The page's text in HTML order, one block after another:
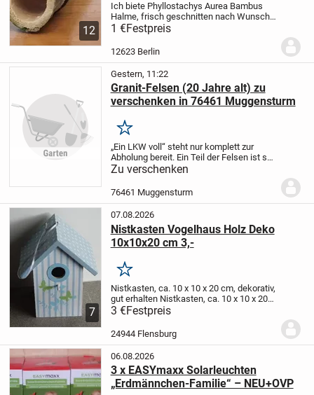
12
Ich biete Phyllostachys Aurea Bambus
Halme, frisch geschnitten nach Wunsch
und Maß.Preis 1,00 € pro laufenden
Zum Beispiel siehe Foto: 1,5 Meter
Länge 8 cm Umfang, 2,5 cm
1 €Festpreis
12623 Berlin
Gestern, 11:22
Granit-Felsen (20 Jahre alt) zu
verschenken in 76461 Muggensturm
Merken
„Ein LKW voll“ steht nur komplett zur
Abholung bereit.Ein Teil der Felsen ist so
schwer, daß wohl ein kleiner Ladekran an
circa Kubikmeter ...
Zu verschenken
76461 Muggensturm
7
07.08.2026
Nistkasten Vogelhaus Holz Deko
10x10x20 cm 3,-
Merken
Nistkasten, ca. 10 x 10 x 20 cm, dekorativ,
gut erhalten Nistkasten, ca. 10 x 10 x 20
cm, dekorativ, gut erhalten
3 €Festpreis
24944 Flensburg
06.08.2026
3 x EASYmaxx Solarleuchten
„Erdmännchen-Familie“ – NEU+OVP